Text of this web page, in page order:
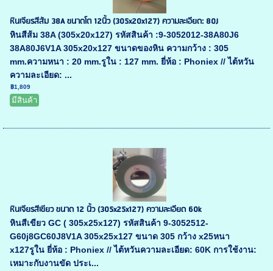
หินเจียรสีส้ม 38A ขนาดโต 12นิ้ว (305x20x127) ความละเอียด: 80J
หินสีส้ม 38A (305x20x127) รหัสสินค้า :9-3052012-38A80J6
38A80J6V1A 305x20x127 ขนาดของหิน ความกว้าง : 305
mm.ความหนา : 20 mm.รูใน : 127 mm. ยี่ห้อ : Phoniex // ไต้หวัน
ความละเอียด: ...
฿1,809
มีสินค้า
หินเจียรสีเขียว ขนาด 12 นิ้ว (305x25x127) ความละเอียด 60k
หินสีเขียว GC ( 305x25x127) รหัสสินค้า 9-3052512-
G60j8GC60J8V1A 305x25x127 ขนาด 305 กว้าง x25หนา
x127รูใน ยี่ห้อ : Phoniex // ไต้หวันความละเอียด: 60K การใช้งาน:
เหมาะกับงานขัด ประเ...